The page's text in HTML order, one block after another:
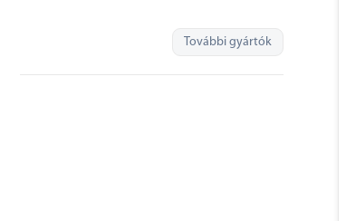
További gyártók